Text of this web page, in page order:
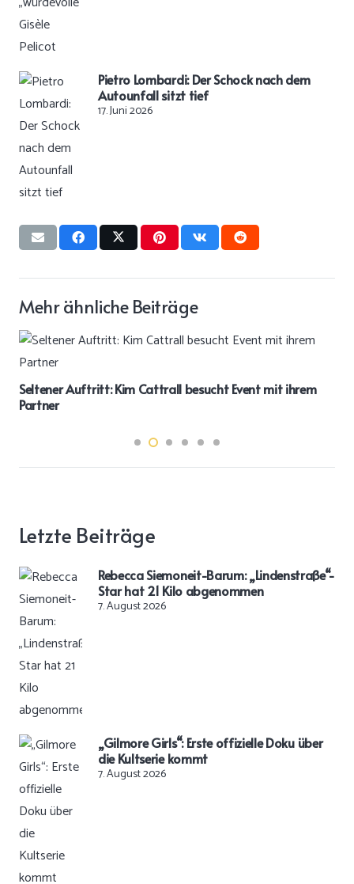
Pietro Lombardi: Der Schock nach dem
Autounfall sitzt tief
17. Juni 2026
Mehr ähnliche Beiträge
Seltener Auftritt: Kim Cattrall besucht Event mit ihrem
Partner
Letzte Beiträge
Rebecca Siemoneit-Barum: „Lindenstraße“-
Star hat 21 Kilo abgenommen
7. August 2026
„Gilmore Girls“: Erste offizielle Doku über
die Kultserie kommt
7. August 2026